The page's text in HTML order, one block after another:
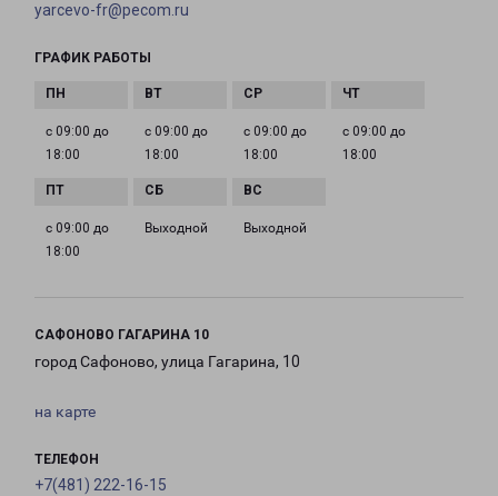
yarcevo-fr@pecom.ru
ГРАФИК РАБОТЫ
с 09:00 до
18:00
с 09:00 до
18:00
с 09:00 до
18:00
с 09:00 до
18:00
с 09:00 до
18:00
Выходной Выходной
САФОНОВО ГАГАРИНА 10
город Сафоново, улица Гагарина, 10
на карте
ТЕЛЕФОН
+7(481) 222-16-15